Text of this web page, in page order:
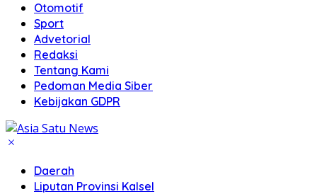
Otomotif
Sport
Advetorial
Redaksi
Tentang Kami
Pedoman Media Siber
Kebijakan GDPR
Daerah
Liputan Provinsi Kalsel